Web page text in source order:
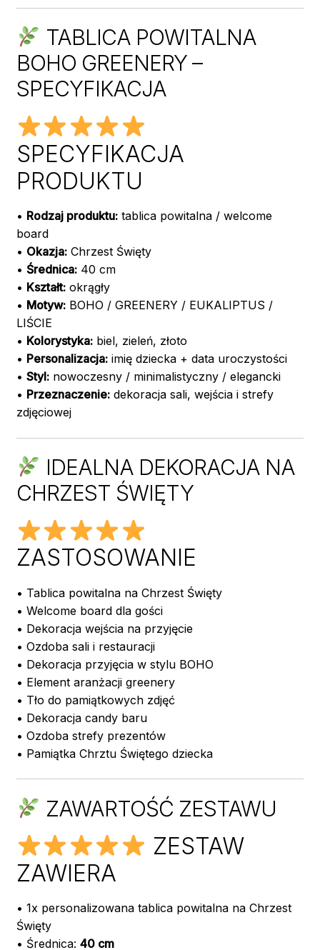
TABLICA POWITALNA
BOHO GREENERY –
SPECYFIKACJA
SPECYFIKACJA
PRODUKTU
• Rodzaj produktu:tablica powitalna / welcome
board
• Okazja:Chrzest Święty
• Średnica:40 cm
• Kształt:okrągły
• Motyw:BOHO / GREENERY / EUKALIPTUS /
LIŚCIE
• Kolorystyka:biel, zieleń, złoto
• Personalizacja:imię dziecka + data uroczystości
• Styl:nowoczesny / minimalistyczny / elegancki
• Przeznaczenie:dekoracja sali, wejścia i strefy
zdjęciowej
IDEALNA DEKORACJA NA
CHRZEST ŚWIĘTY
ZASTOSOWANIE
• Tablica powitalna na Chrzest Święty
• Welcome board dla gości
• Dekoracja wejścia na przyjęcie
• Ozdoba sali i restauracji
• Dekoracja przyjęcia w stylu BOHO
• Element aranżacji greenery
• Tło do pamiątkowych zdjęć
• Dekoracja candy baru
• Ozdoba strefy prezentów
• Pamiątka Chrztu Świętego dziecka
ZAWARTOŚĆ ZESTAWU
ZESTAW
ZAWIERA
• 1x personalizowana tablica powitalna na Chrzest
Święty
• Średnica: 40 cm